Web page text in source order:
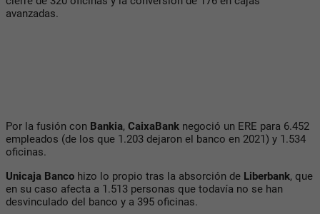
avanzadas.
Por la fusión con Bankia, CaixaBank negoció un ERE para 6.452
empleados (de los que 1.203 dejaron el banco en 2021) y 1.534
oficinas.
Unicaja Banco hizo lo propio tras la absorción de Liberbank, que
en su caso afecta a 1.513 personas que todavía no se han
desvinculado del banco y a 395 oficinas.